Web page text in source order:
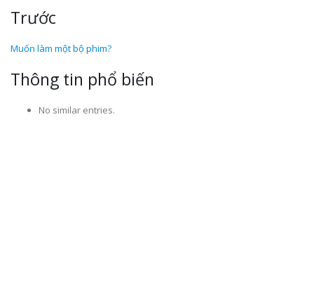
Trước
Muốn làm một bộ phim?
Thông tin phổ biến
No similar entries.